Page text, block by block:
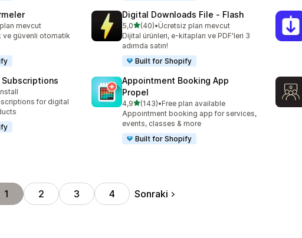
mevcut
ve güvenli otomatik
Digital Downloads File ‑ Flash
5,05 yıldız üzerinden
(40)
toplam 40 değerlendirme
•Ücretsiz plan mevcut
Dijital ürünleri, e-kitapları ve PDF'leri 3
adımda satın!
Built for Shopify
for digital
Appointment Booking App
Propel
4,95 yıldız üzerinden
(143)
toplam 143 değerlendirme
•Free plan available
Appointment booking app for services,
events, classes & more
Built for Shopify
1 2 3 4 Sonraki